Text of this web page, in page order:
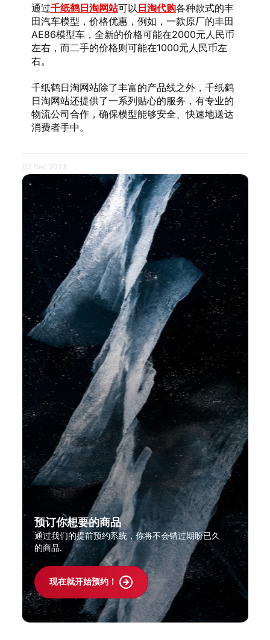
通过千纸鹤日淘网站可以 日淘代购各种款式的丰
田汽车模型，价格优惠，例如，一款原厂的丰田
AE86模型车，全新的价格可能在2000元人民币
左右，而二手的价格则可能在1000元人民币左
右。
千纸鹤日淘网站除了丰富的产品线之外，千纸鹤
日淘网站还提供了一系列贴心的服务，有专业的
物流公司合作，确保模型能够安全、快速地送达
消费者手中。
07 Dec 2023
预订你想要的商品
通过我们的提前预约系统，你将不会错过期盼已久
的商品.
现在就开始预约！